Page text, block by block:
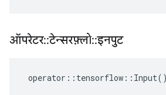
ऑपरेटर::टेन्सरफ़्लो::इनपुट
operator :: tensorflow :: Input()